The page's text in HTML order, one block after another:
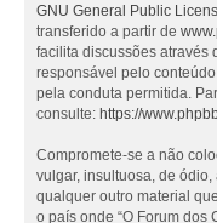
GNU General Public
transferido a partir de
facilita discussões através
responsável pelo
pela conduta permitida.
consulte: https://
Compromete-se a não
vulgar, insultuosa, de
qualquer outro material
o país onde “O Forum dos